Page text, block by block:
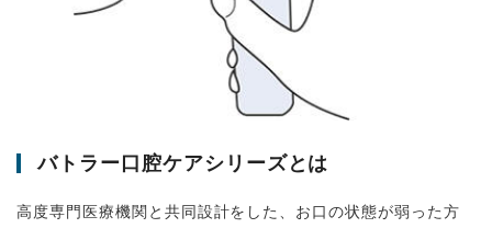
バトラー口腔ケアシリーズとは
高度専門医療機関と共同設計をした、お口の状態が弱った方